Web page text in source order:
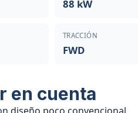
88 kW
TRACCIÓN
FWD
en cuenta